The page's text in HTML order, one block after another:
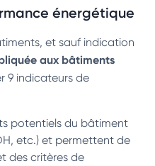
énergétique
et sauf indication
aux bâtiments
9 indicateurs de
potentiels du bâtiment
etc.) et permettent de
des critères de